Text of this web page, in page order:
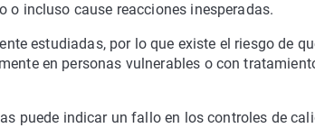
o incluso cause reacciones inesperadas.
estudiadas, por lo que existe el riesgo de
en personas vulnerables o con
puede indicar un fallo en los controles de